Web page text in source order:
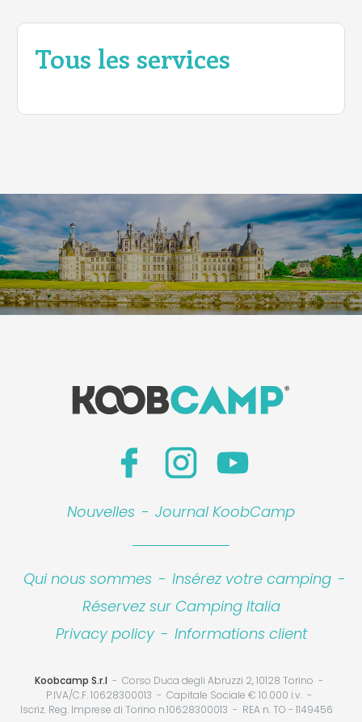
Tous les services
Nouvelles - Journal KoobCamp
Qui nous sommes - Insérez votre camping -
Réservez sur Camping Italia
Privacy policy - Informations client
Koobcamp S.r.l
Corso Duca degli Abruzzi 2, 10128 Torino
P.IVA/C.F. 10628300013
Capitale Sociale € 10.000 i.v.
Iscriz. Reg. Imprese di Torino n.10628300013
REA n. TO - 1149456